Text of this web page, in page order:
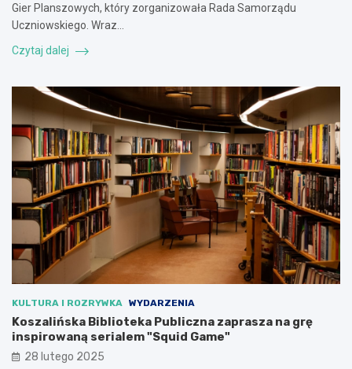
Gier Planszowych, który zorganizowała Rada Samorządu
Uczniowskiego. Wraz…
Czytaj dalej
KULTURA I ROZRYWKA WYDARZENIA
Koszalińska Biblioteka Publiczna zaprasza na grę
inspirowaną serialem "Squid Game"
28 lutego 2025